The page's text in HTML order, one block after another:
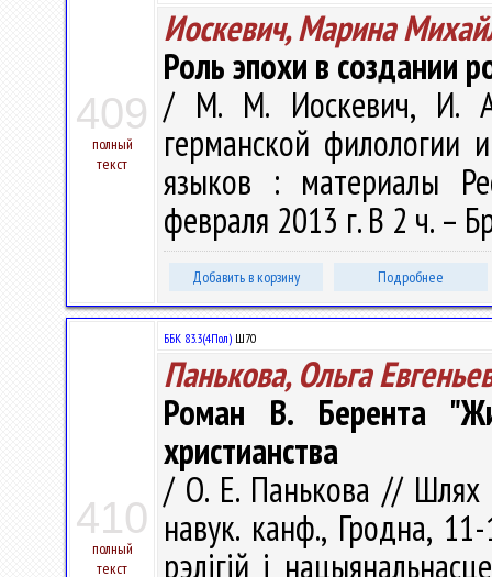
409
полный
текст
Иоскевич, Марина
Роль эпохи в создании
/ М. М. Иоскевич, И.
германской филологии
языков : материалы
февраля 2013 г. В 2 ч. –
Добавить в корзину Подробнее
410
полный
текст
ББК 83.3(4Пол) Ш70
Панькова, Ольга
Роман В. Берента
христианства
/ О. Е. Панькова // Шлях
навук. канф., Гродна,
рэлігій і